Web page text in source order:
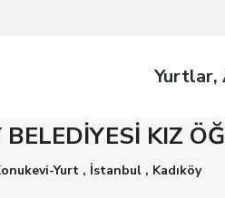
BELEDİYESİ KIZ
Yurt , İstanbul , Kadıköy